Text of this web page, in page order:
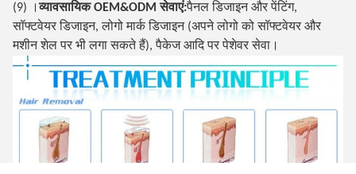
(9) ।व्यावसायिक OEM&ODM सेवाएं:पैनल डिजाइन और पेंटिंग,
सॉफ्टवेयर डिजाइन, लोगो मार्क डिजाइन (अपने लोगो को सॉफ्टवेयर और
मशीन शेल पर भी लगा सकते हैं), पैकेज आदि पर पेशेवर सेवा।